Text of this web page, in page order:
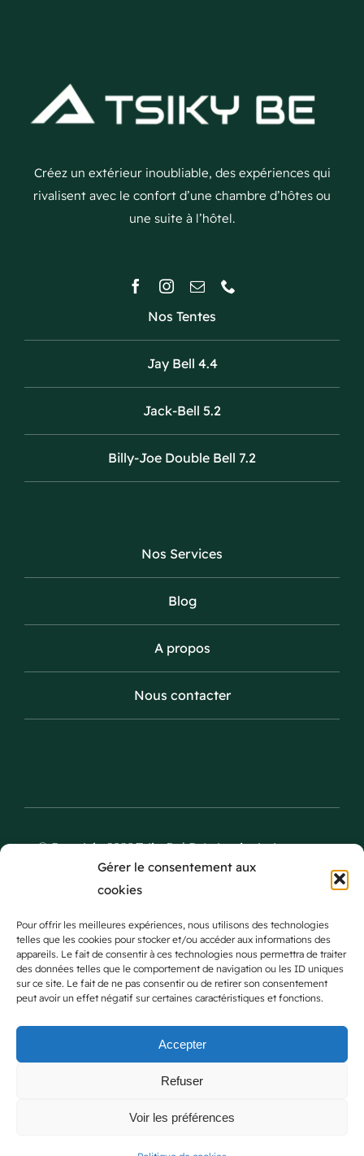
Gérer le consentement aux
cookies
Pour offrir les meilleures expériences, nous utilisons des technologies
telles que les cookies pour stocker et/ou accéder aux informations des
appareils. Le fait de consentir à ces technologies nous permettra de traiter
des données telles que le comportement de navigation ou les ID uniques
sur ce site. Le fait de ne pas consentir ou de retirer son consentement
peut avoir un effet négatif sur certaines caractéristiques et fonctions.
Accepter
Refuser
Voir les préférences
Créez un extérieur inoubliable, des expériences qui
rivalisent avec le confort d’une chambre d’hôtes ou
une suite à l’hôtel.
Nos Tentes
Jay Bell 4.4
Jack-Bell 5.2
Billy-Joe Double Bell 7.2
Nos Services
Blog
A propos
Nous contacter
© Copyright 2026 Tsiky Be | Création du site internet et
infogérance parReunioweb|Mentions Légales
Confidentialité
Ce site a été financé par l’Union Européenne
dans le cadre du programme FEDER-FSE+
Réunion dont l’Autorité de gestion est la
Région Réunion. L’Europe s’engage à La
Numérik